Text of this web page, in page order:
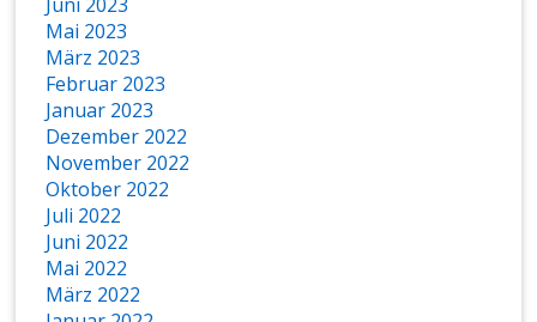
Mai 2023
März 2023
Februar 2023
Januar 2023
Dezember 2022
November 2022
Oktober 2022
Juli 2022
Juni 2022
Mai 2022
März 2022